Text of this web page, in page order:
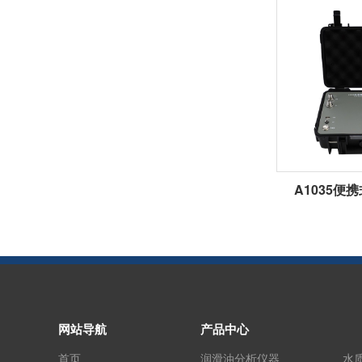
A1035便
网站导航
首页
产品中心
润滑油分析仪器 水